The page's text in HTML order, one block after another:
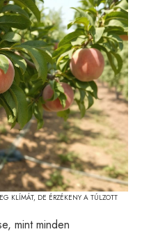
KLÍMÁT, DE ÉRZÉKENY A TÚLZOTT
mint minden